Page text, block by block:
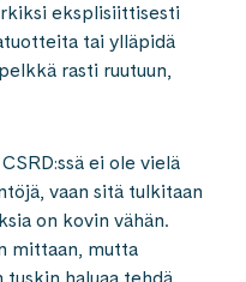
eksplisiittisesti
tai ylläpidä
rasti ruutuun,
ei ole vielä
vaan sitä tulkitaan
on kovin vähän.
mittaan, mutta